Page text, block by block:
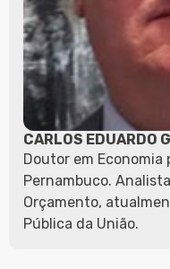
CARLOS EDUARDO
Doutor em Economia
Pernambuco.
Orçamento,
Pública da União.